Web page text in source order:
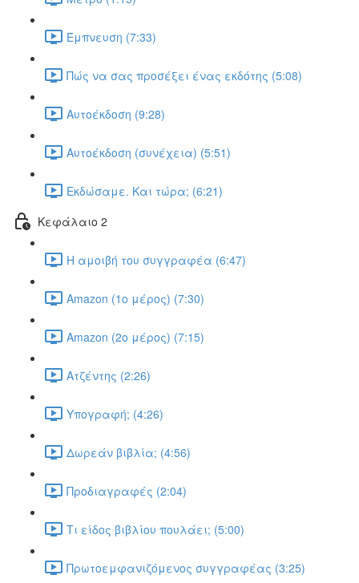
Έμπνευση (7:33)
Πώς να σας προσέξει ένας εκδότης (5:08)
Αυτοέκδοση (9:28)
Αυτοέκδοση (συνέχεια) (5:51)
Εκδώσαμε. Και τώρα; (6:21)
Κεφάλαιο 2
Η αμοιβή του συγγραφέα (6:47)
Amazon (1ο μέρος) (7:30)
Amazon (2ο μέρος) (7:15)
Ατζέντης (2:26)
Υπογραφή; (4:26)
Δωρεάν βιβλία; (4:56)
Προδιαγραφές (2:04)
Τι είδος βιβλίου πουλάει; (5:00)
Πρωτοεμφανιζόμενος συγγραφέας (3:25)